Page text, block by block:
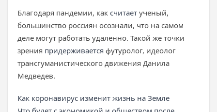
Благодаря пандемии, как считает ученый,
большинство россиян осознали, что на самом
деле могут работать удаленно. Такой же точки
зрения придерживается футуролог, идеолог
трансгуманистического движения Данила
Медведев.
Как коронавирус изменит жизнь на Земле